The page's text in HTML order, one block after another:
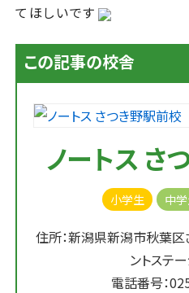
てほしいです
この記事の校舎
ノートス さ
小学生 中
住所：新潟県新潟市秋葉
ントステ
電話番号：